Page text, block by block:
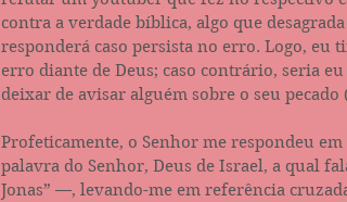
contra a verdade bíblica, algo que
responderá caso persista no erro. Logo, eu
erro diante de Deus; caso contrário, seria
deixar de avisar alguém sobre o seu pecado
Profeticamente, o Senhor me respondeu
palavra do Senhor, Deus de Israel, a qual
Jonas” —, levando-me em referência